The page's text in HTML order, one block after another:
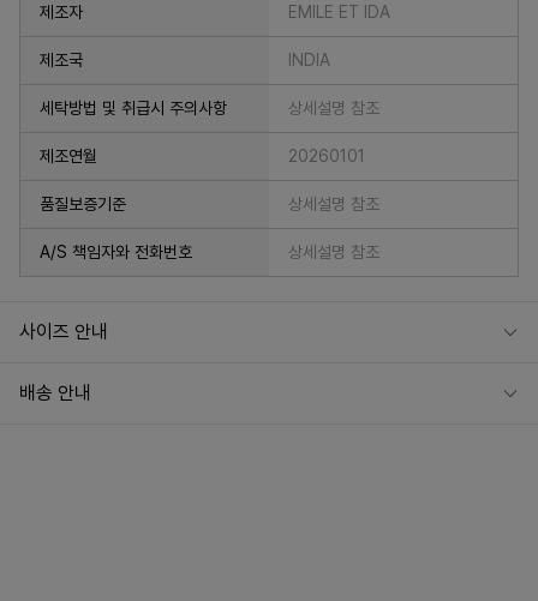
제조자 EMILE ET IDA
제조국 INDIA
세탁방법 및 취급시 주의사항 상세설명 참조
제조연월 20260101
품질보증기준 상세설명 참조
A/S 책임자와 전화번호 상세설명 참조
사이즈 안내
배송 안내